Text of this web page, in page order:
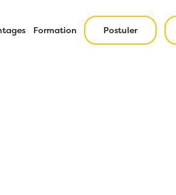
Formation Postuler